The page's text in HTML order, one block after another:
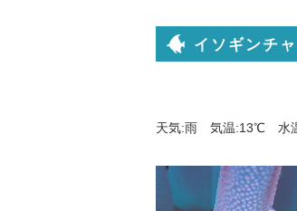
イソギンチ
天気:雨 気温:13℃ 水